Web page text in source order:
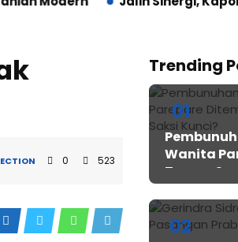
0 523
Trending
01
Wanita
Tewas,
02